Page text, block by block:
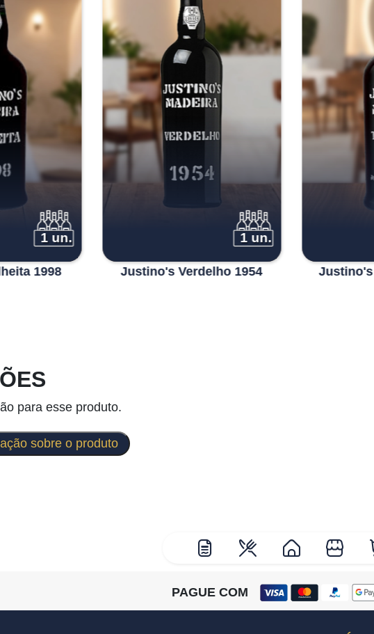
1 un.
1998
1 un.
Justino's Verdelho 1954 Justino's
para esse produto.
sobre o produto
PAGUE COM